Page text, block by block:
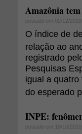
Amazônia
postado em 02/12/2010
O índice de
relação ao
registrado
Pesquisas
igual a
do esperado
INPE:
postado em 18/10/2010